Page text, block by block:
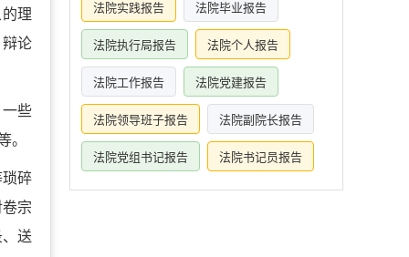
理
论
些
。
碎
宗
送
法院实践报告 法院毕业报告
法院执行局报告 法院个人报告
法院工作报告 法院党建报告
法院领导班子报告 法院副院长报告
法院党组书记报告 法院书记员报告